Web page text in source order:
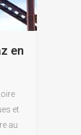
en
et
au